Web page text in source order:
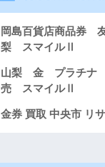
岡島百貨店商品券
梨 スマイルⅡ
山梨 金 プラチ
売 スマイルⅡ
金券 買取 中央市 リ